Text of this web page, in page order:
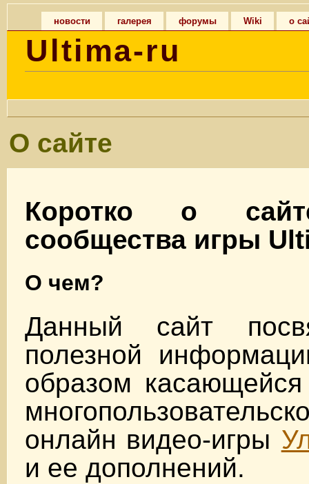
новости галерея форумы Wiki о
Ultima-ru
О сайте
Коротко о
сообщества игры
О чем?
Данный сайт
полезной
образом
онлайн видео-игры
и ее дополнений.